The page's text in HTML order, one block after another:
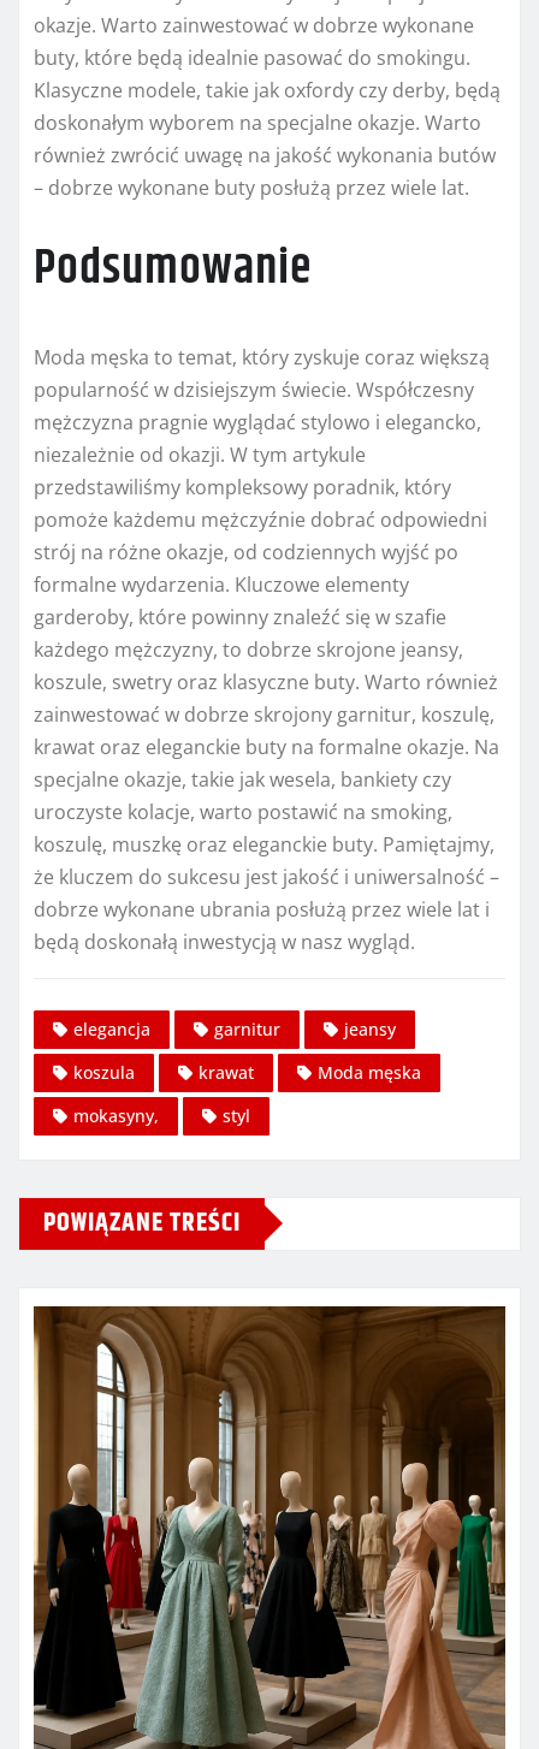
okazje. Warto zainwestować w dobrze wykonane
buty, które będą idealnie pasować do smokingu.
Klasyczne modele, takie jak oxfordy czy derby, będą
doskonałym wyborem na specjalne okazje. Warto
również zwrócić uwagę na jakość wykonania butów
– dobrze wykonane buty posłużą przez wiele lat.
Podsumowanie
Moda męska to temat, który zyskuje coraz większą
popularność w dzisiejszym świecie. Współczesny
mężczyzna pragnie wyglądać stylowo i elegancko,
niezależnie od okazji. W tym artykule
przedstawiliśmy kompleksowy poradnik, który
pomoże każdemu mężczyźnie dobrać odpowiedni
strój na różne okazje, od codziennych wyjść po
formalne wydarzenia. Kluczowe elementy
garderoby, które powinny znaleźć się w szafie
każdego mężczyzny, to dobrze skrojone jeansy,
koszule, swetry oraz klasyczne buty. Warto również
zainwestować w dobrze skrojony garnitur, koszulę,
krawat oraz eleganckie buty na formalne okazje. Na
specjalne okazje, takie jak wesela, bankiety czy
uroczyste kolacje, warto postawić na smoking,
koszulę, muszkę oraz eleganckie buty. Pamiętajmy,
że kluczem do sukcesu jest jakość i uniwersalność –
dobrze wykonane ubrania posłużą przez wiele lat i
będą doskonałą inwestycją w nasz wygląd.
elegancja garnitur
jeansy
koszula
krawat
Moda męska
mokasyny,
styl
POWIĄZANE TREŚCI